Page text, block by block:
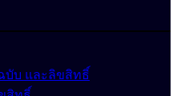
บับ และลิขสิทธิ์